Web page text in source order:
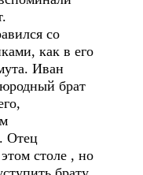
со
как в его
Иван
брат
Отец
столе , но